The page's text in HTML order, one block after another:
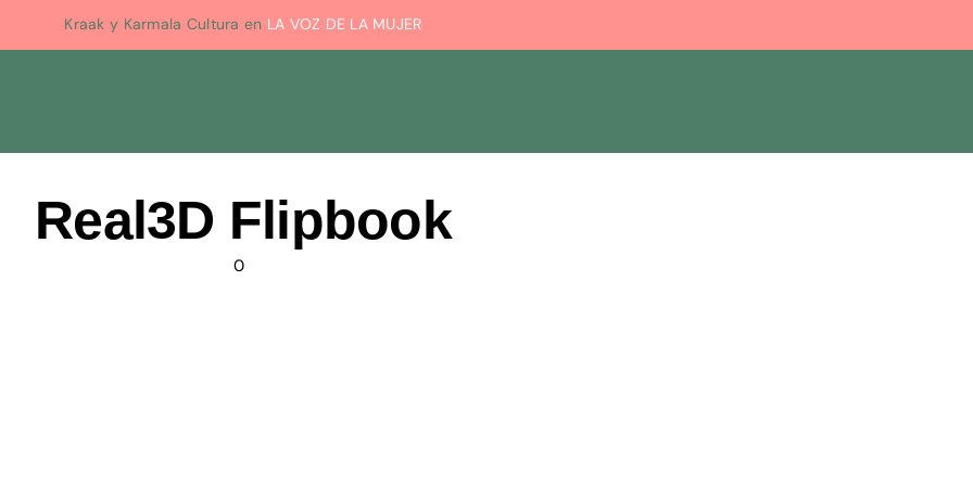
Kraak y Karmala Cultura en LA VOZ DE LA MUJER
Real3D Flipbook
0